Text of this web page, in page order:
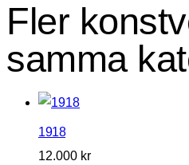
Fler
samma
1918
12.000 kr